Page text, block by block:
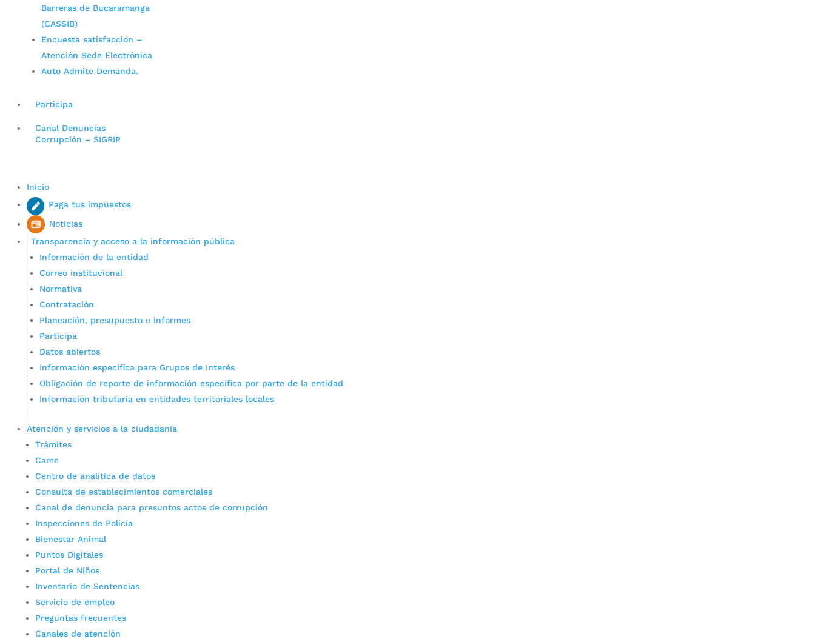
Barreras de Bucaramanga
(CASSIB)
Encuesta satisfacción –
Atención Sede Electrónica
Auto Admite Demanda.
Participa
Canal Denuncias
Corrupción – SIGRIP
Inicio
Paga tus impuestos
Noticias
Transparencia y acceso a la información pública
Información de la entidad
Correo institucional
Normativa
Contratación
Planeación, presupuesto e informes
Participa
Datos abiertos
Información específica para Grupos de Interés
Obligación de reporte de información específica por parte de la entidad
Información tributaria en entidades territoriales locales
Atención y servicios a la ciudadanía
Trámites
Came
Centro de analítica de datos
Consulta de establecimientos comerciales
Canal de denuncia para presuntos actos de corrupción
Inspecciones de Policía
Bienestar Animal
Puntos Digitales
Portal de Niños
Inventario de Sentencias
Servicio de empleo
Preguntas frecuentes
Canales de atención